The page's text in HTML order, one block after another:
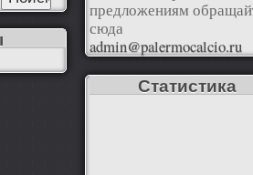
предложениям
сюда
admin@palermocalcio.ru
Статистика